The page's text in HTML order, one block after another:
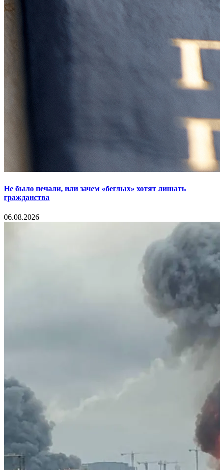
Не было печали, или зачем «беглых» хотят лишать
гражданства
06.08.2026